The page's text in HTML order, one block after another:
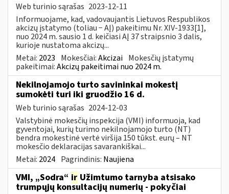
Web turinio sąrašas 2023-12-11
Informuojame, kad, vadovaujantis Lietuvos Respublikos
akcizų įstatymo (toliau − AĮ) pakeitimu Nr. XIV-1933[1],
nuo 2024 m. sausio 1 d. keičiasi AĮ 37 straipsnio 3 dalis,
kurioje nustatoma akcizų...
Metai: 2023 Mokesčiai:Akcizai Mokesčių įstatymų
pakeitimai:Akcizų pakeitimai nuo 2024 m.
Nekilnojamojo turto savininkai mokestį
sumokėti turi iki gruodžio 16 d.
Web turinio sąrašas 2024-12-03
Valstybinė mokesčių inspekcija (VMI) informuoja, kad
gyventojai, kurių turimo nekilnojamojo turto (NT)
bendra mokestinė vertė viršija 150 tūkst. eurų – NT
mokesčio deklaracijas savarankiškai...
Metai: 2024 Pagrindinis: Naujiena
VMI, „Sodra“ ir Užimtumo tarnyba atsisako
trumpųjų konsultacijų numerių - pokyčiai